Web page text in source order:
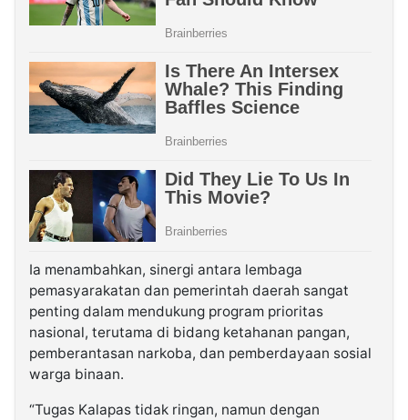
Ia menambahkan, sinergi antara lembaga
pemasyarakatan dan pemerintah daerah sangat
penting dalam mendukung program prioritas
nasional, terutama di bidang ketahanan pangan,
pemberantasan narkoba, dan pemberdayaan sosial
warga binaan.
“Tugas Kalapas tidak ringan, namun dengan